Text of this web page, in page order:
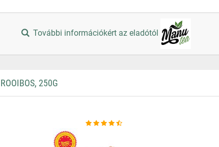
További információkért az eladótól
250G